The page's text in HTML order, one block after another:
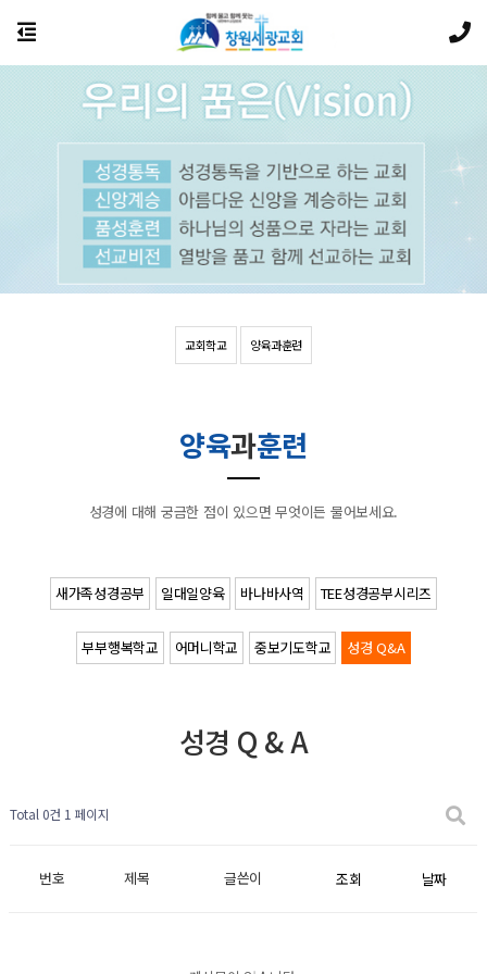
교회학교 양육과훈련
양육과훈련
성경에 대해 궁금한 점이 있으면 무엇이든 물어보세요.
새가족성경공부 일대일양육 바나바사역 TEE성경공부시리즈
부부행복학교 어머니학교 중보기도학교 성경 Q&A
성경 Q & A
Total 0건 1 페이지
번호 제목 글쓴이 조회 날짜